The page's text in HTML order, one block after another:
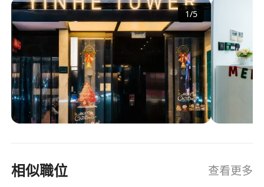
400 人，擁有香港 + 深圳「雙總部」，並在北京、
上海設立分公司。 下載APP：銀河港生活 關注公衆
號：智慧銀河Service/香港直通車/宜港匯/擇校精英
說
1/5
相似職位 查看更多